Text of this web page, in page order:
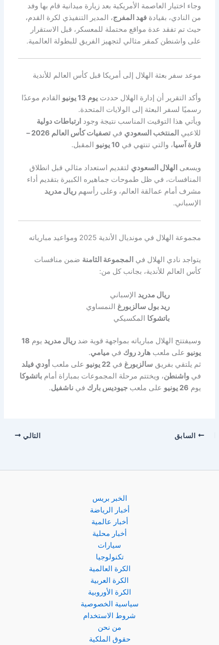
وجاء اختيار العاصمة الأمريكية بعد زيارة ميدانية قام بها وفد
من النادي، بقيادةفهد المفرج، المدير التنفيذي لكرة القدم،
حيث تم تفقد عدة مواقع محتملة للمعسكر، قبل الاستقرار
على واشنطن كمقر مثالي لتجهيز الفريق للبطولة العالمية.
موعد سفر بعثة الهلال إلى أمريكا قبل كأس العالم للأندية
وأكد التقرير أن إدارة الهلال حددتيوم 13 يونيو
القادم موعدًا
رسميًا لسفر البعثة إلى الولايات المتحدة.
ويأتي هذا التوقيت المناسب نتيجة وجود ارتباطات دولية
للاعبي المنتخب السعودي في
تصفيات كأس العالم 2026 –
قارة آسيا، والتي تنتهي في10 يونيو المقبل.
ويسعى الهلال السعودي لتقديم استعداد مثالي قبل انطلاق
المنافسات، في ظل طموحات جماهيره الكبيرة بتقديم أداء
مشرف أمام عمالقة العالم، وعلى رأسهمريال مدريد
الإسباني.
مجموعة الهلال في مونديال الأندية 2025 ومواعيد مبارياته
يتواجد نادي الهلال في المجموعة الثامنة ضمن منافسات
كأس العالم للأندية، بجانب كل من:
ريال مدريد الإسباني
ريد بول سالزبورغ النمساوي
باتشوكا المكسيكي
وسيفتتح الهلال مبارياته بمواجهة قوية ضدريال مدريد يوم 18
يونيو على ملعبهارد روك فيميامي.
ثم يلتقي بفريق سالزبورغ في22 يونيو على ملعب أودي فيلد
فيواشنطن، ويختتم مرحلة المجموعات بمباراة أمامباتشوكا
يوم 26 يونيو على ملعبجيوديس بارك فيناشفيل.
السابق التالي
الخبر بريس
أخبار الرياضة
أخبار عالمية
أخبار محلية
سيارات
تكنولوجيا
الكرة العالمية
الكرة العربية
الكرة الأوروبية
سياسية الخصوصية
شروط الاستخدام
من نحن
حقوق الملكية